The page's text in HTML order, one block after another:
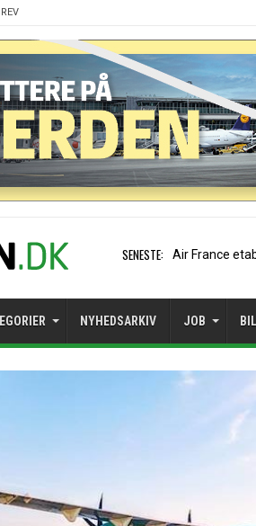
SENESTE: EasyJet-
NYHEDSARKIV JOB